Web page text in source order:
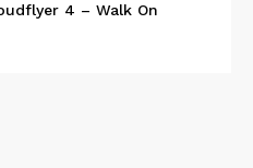
4 – Walk On